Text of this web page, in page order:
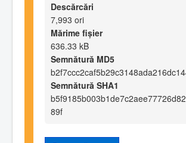
Descărcări
7,993 ori
Mărime fișier
636.33 kB
Semnătură MD5
Semnătură SHA1
89f